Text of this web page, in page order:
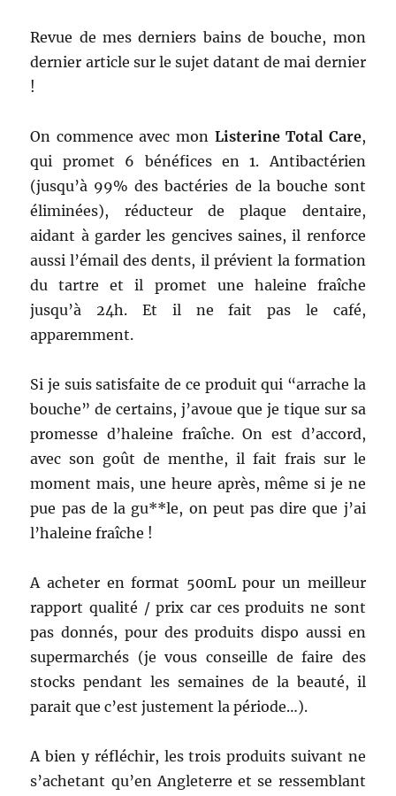
Revue de mes derniers bains de bouche, mon
dernier article sur le sujet datant de mai dernier
!
On commence avec mon Listerine Total Care,
qui promet 6 bénéfices en 1. Antibactérien
(jusqu’à 99% des bactéries de la bouche sont
éliminées), réducteur de plaque dentaire,
aidant à garder les gencives saines, il renforce
aussi l’émail des dents, il prévient la formation
du tartre et il promet une haleine fraîche
jusqu’à 24h. Et il ne fait pas le café,
apparemment.
Si je suis satisfaite de ce produit qui “arrache la
bouche” de certains, j’avoue que je tique sur sa
promesse d’haleine fraîche. On est d’accord,
avec son goût de menthe, il fait frais sur le
moment mais, une heure après, même si je ne
pue pas de la gu**le, on peut pas dire que j’ai
l’haleine fraîche !
A acheter en format 500mL pour un meilleur
rapport qualité / prix car ces produits ne sont
pas donnés, pour des produits dispo aussi en
supermarchés (je vous conseille de faire des
stocks pendant les semaines de la beauté, il
parait que c’est justement la période…).
A bien y réfléchir, les trois produits suivant ne
s’achetant qu’en Angleterre et se ressemblant